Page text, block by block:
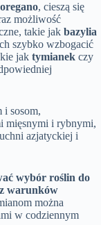
oregano, cieszą się
możliwość
takie jak bazylia
szybko wzbogacić
jak tymianek czy
i sosom,
mięsnymi i rybnymi,
azjatyckiej i
wybór roślin do
warunków
można
w codziennym